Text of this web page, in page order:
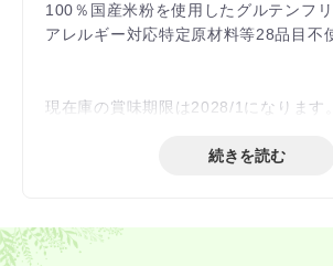
100％国産米粉を使用したグルテンフリ
アレルギー対応特定原材料等28品目不
現在庫の賞味期限は2028/1になります。
続きを読む